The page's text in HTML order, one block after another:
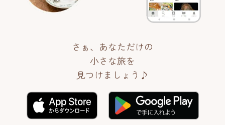
さぁ、あなただけの
小さな旅を
見つけましょう♪